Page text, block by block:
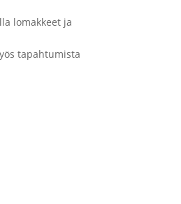
lomakkeet ja
tapahtumista